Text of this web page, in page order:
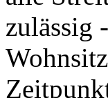
zulässig